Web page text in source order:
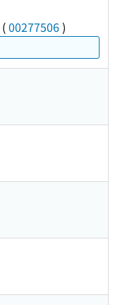
(00277506)